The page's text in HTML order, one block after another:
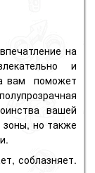
на
и
вам поможет
вашей
но также
соблазняет.